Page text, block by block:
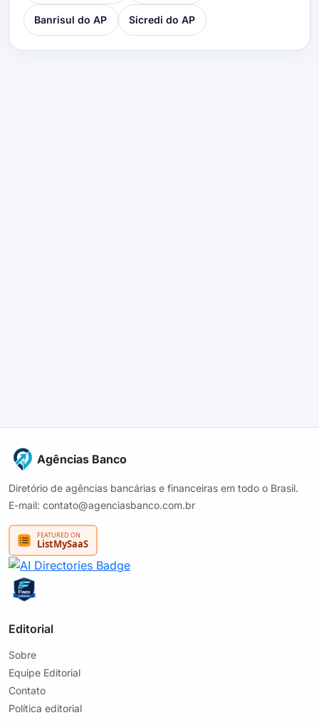
Banrisul do AP Sicredi do AP
Agências Banco
Diretório de agências bancárias e financeiras em todo o Brasil.
E-mail: contato@agenciasbanco.com.br
Editorial
Sobre
Equipe Editorial
Contato
Política editorial